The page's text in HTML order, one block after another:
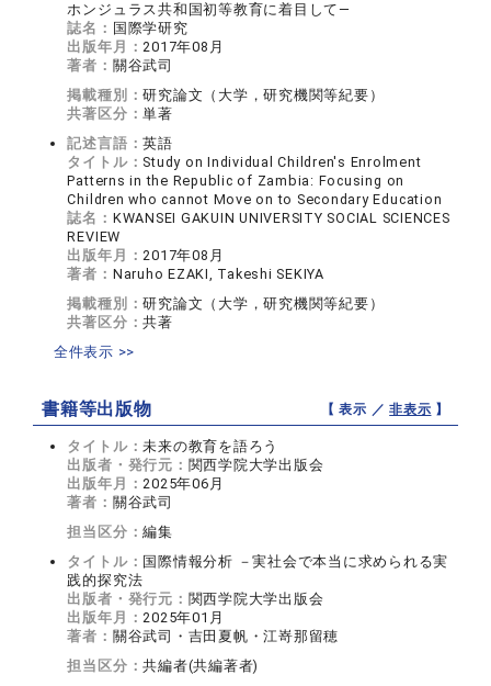
ホンジュラス共和国初等教育に着目して—
誌名： 国際学研究
出版年月：2017年08月
著者： 關谷武司
掲載種別：研究論文（大学，研究機関等紀要）
共著区分：単著
記述言語：英語
タイトル： Study on Individual Children's Enrolment
Patterns in the Republic of Zambia: Focusing on
Children who cannot Move on to Secondary Education
誌名： KWANSEI GAKUIN UNIVERSITY SOCIAL SCIENCES
REVIEW
出版年月：2017年08月
著者： Naruho EZAKI, Takeshi SEKIYA
掲載種別：研究論文（大学，研究機関等紀要）
共著区分：共著
全件表示 >>
書籍等出版物 【 表示 ／非表示 】
タイトル：未来の教育を語ろう
出版者・発行元： 関西学院大学出版会
出版年月：2025年06月
著者： 關谷武司
担当区分：編集
タイトル： 国際情報分析 －実社会で本当に求められる実
践的探究法
出版者・発行元： 関西学院大学出版会
出版年月：2025年01月
著者： 關谷武司・吉田夏帆・江嵜那留穂
担当区分：共編者(共編著者)